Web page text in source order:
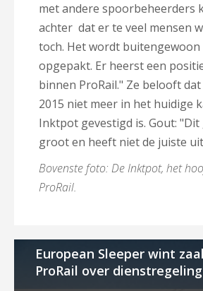
met andere spoorbeheerders
achter dat er te veel mensen
toch. Het wordt buitengewoon
opgepakt. Er heerst een
binnen ProRail." Ze belooft
2015 niet meer in het huidige
Inktpot gevestigd is. Gout:
groot en heeft niet de juiste
Bovenste foto: De Inktpot, het
ProRail.
European Sleeper wint
ProRail over